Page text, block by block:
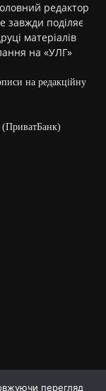
редактор
завжди поділяє
матеріалів
на «УЛГ»
на редакційну
перегляд